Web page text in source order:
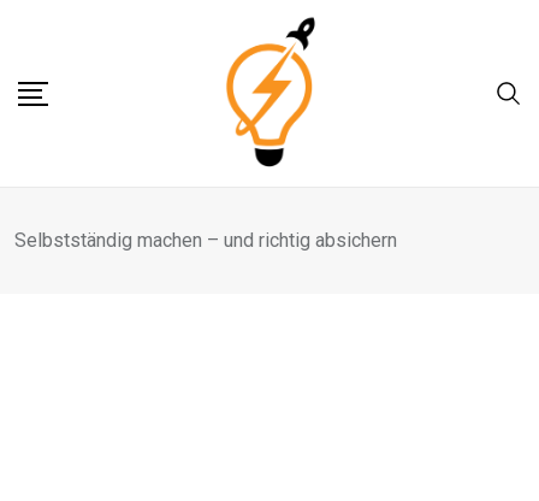
content
Selbstständig machen – und richtig absichern